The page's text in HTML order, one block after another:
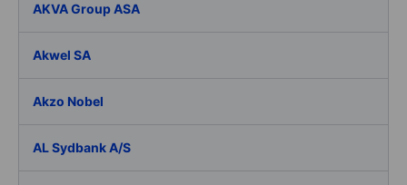
AKVA Group ASA
Akwel SA
Akzo Nobel
AL Sydbank A/S